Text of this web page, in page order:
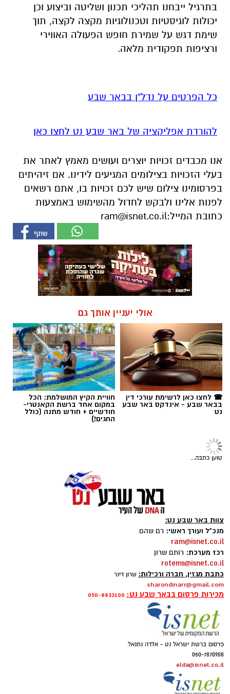
בתרגיל ייבחנו תהליכי תכנון ושליטה וביצוע וכן
יכולות לוגיסטיות וטכנולוגיות מקצה לקצה, תוך
שימת דגש על שמירת חופש הפעולה האווירי
ורציפות תפקודית מלאה.
כל הפרטים על נדל"ן בבאר שבע
להורדת אפליקציה של באר שבע נט לחצו כאן
אנו מכבדים זכויות יוצרים ועושים מאמץ לאתר את
בעלי הזכויות בצילומים המגיעים לידינו. אם זיהיתים
בפרסומינו צילום שיש לכם זכויות בו, אתם רשאים
לפנות אלינו ולבקש לחדול מהשימוש באמצעות
כתובת המייל:ram@isnet.co.il
אולי יעניין אותך גם
☎ לחצו כאן לרשימת עורכי דין
בבאר שבע - אינדקס באר שבע
נט
חוויית הקיץ המושלמת: הכל
במקום אחד ברשת הקאנטרי-
חודשיים + חודש מתנה (כולל
החגים!)
טוען כתבה...
צוות באר שבע נט:
מנכ"ל ועורך ראשי: רם שהם
ram@isnet.co.il
רכז מערכת: רותם שרון
rotems@isnet.co.il
כתבת מגזין, חברה ורכילות: שרון דינר
sharondinarr@gmail.com
מכירות פרסום בבאר שבע נט: 050-8833100
פרסום ברשת ישראל נט - אלדה נתנאל
050-7870908
elda@isnet.co.il